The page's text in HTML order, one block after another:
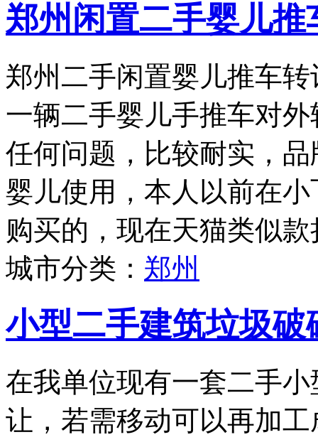
郑州闲置二手婴儿推
郑州二手闲置婴儿推车
一辆二手婴儿手推车对
任何问题，比较耐实，品
婴儿使用，本人以前在
购买的，现在天猫类似
城市分类： 郑州
小型二手建筑垃圾破
在我单位现有一套二手
让，若需移动可以再加